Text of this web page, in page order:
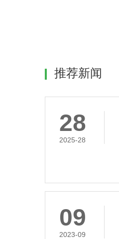
推荐新闻
28
2025-28
09
2023-09